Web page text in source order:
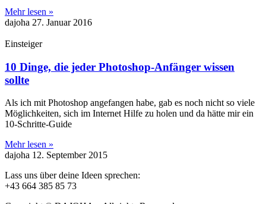
Mehr lesen »
dajoha 27. Januar 2016
Einsteiger
10 Dinge, die jeder Photoshop-Anfänger wissen
sollte
Als ich mit Photoshop angefangen habe, gab es noch nicht so viele
Möglichkeiten, sich im Internet Hilfe zu holen und da hätte mir ein
10-Schritte-Guide
Mehr lesen »
dajoha 12. September 2015
Lass uns über deine Ideen sprechen:
+43 664 385 85 73